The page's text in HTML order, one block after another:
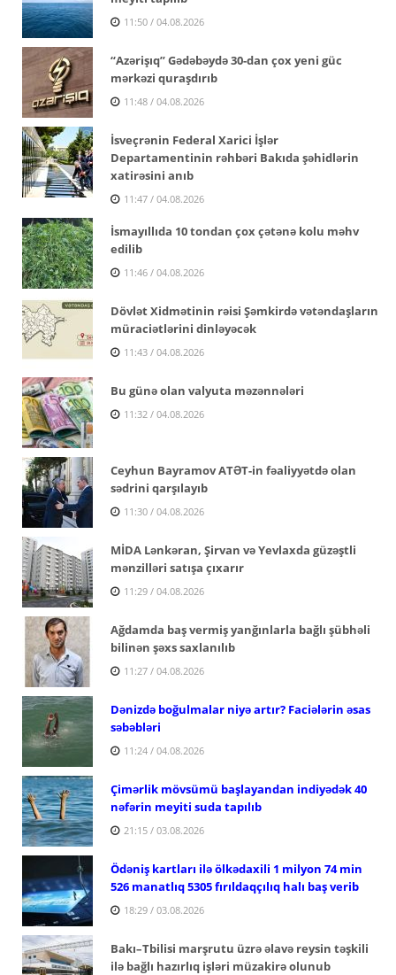
11:50 / 04.08.2026
“Azərişıq” Gədəbəydə 30-dan çox yeni güc
mərkəzi quraşdırıb
11:48 / 04.08.2026
İsveçrənin Federal Xarici İşlər
Departamentinin rəhbəri Bakıda şəhidlərin
xatirəsini anıb
11:47 / 04.08.2026
İsmayıllıda 10 tondan çox çətənə kolu məhv
edilib
11:46 / 04.08.2026
Dövlət Xidmətinin rəisi Şəmkirdə vətəndaşların
müraciətlərini dinləyəcək
11:43 / 04.08.2026
Bu günə olan valyuta məzənnələri
11:32 / 04.08.2026
Ceyhun Bayramov ATƏT-in fəaliyyətdə olan
sədrini qarşılayıb
11:30 / 04.08.2026
MİDA Lənkəran, Şirvan və Yevlaxda güzəştli
mənzilləri satışa çıxarır
11:29 / 04.08.2026
Ağdamda baş vermiş yanğınlarla bağlı şübhəli
bilinən şəxs saxlanılıb
11:27 / 04.08.2026
Dənizdə boğulmalar niyə artır? Faciələrin əsas
səbəbləri
11:24 / 04.08.2026
Çimərlik mövsümü başlayandan indiyədək 40
nəfərin meyiti suda tapılıb
21:15 / 03.08.2026
Ödəniş kartları ilə ölkədaxili 1 milyon 74 min
526 manatlıq 5305 fırıldaqçılıq halı baş verib
18:29 / 03.08.2026
Bakı–Tbilisi marşrutu üzrə əlavə reysin təşkili
ilə bağlı hazırlıq işləri müzakirə olunub